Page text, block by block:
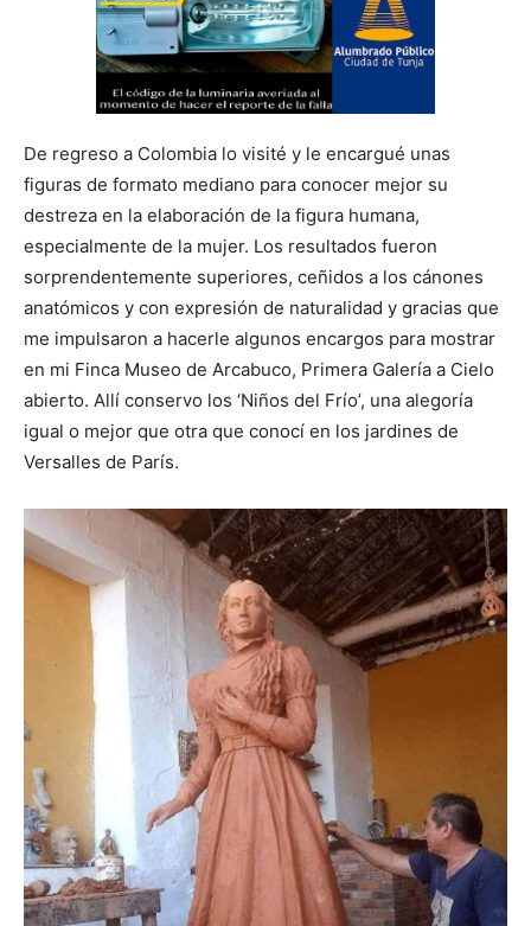
De regreso a Colombia lo visité y le encargué unas
figuras de formato mediano para conocer mejor su
destreza en la elaboración de la figura humana,
especialmente de la mujer. Los resultados fueron
sorprendentemente superiores, ceñidos a los cánones
anatómicos y con expresión de naturalidad y gracias que
me impulsaron a hacerle algunos encargos para mostrar
en mi Finca Museo de Arcabuco, Primera Galería a Cielo
abierto. Allí conservo los ‘Niños del Frío’, una alegoría
igual o mejor que otra que conocí en los jardines de
Versalles de París.